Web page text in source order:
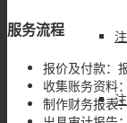
服务流程
报价及付款：
收集账务资料
制作财务报表